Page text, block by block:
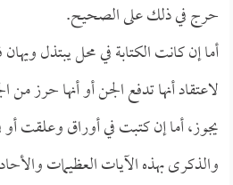
حرج في ذلك على الصحيح.
أما إن كانت الكتابة في محل يبتذل
لاعتقاد أنها تدفع الجن أو أنها حرز من
يجوز، أما إن كتبت في أوراق وعلقت
والذكرى بهذه الآيات العظيمات